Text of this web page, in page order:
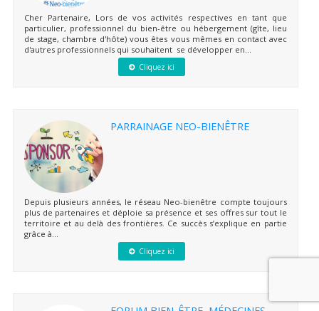
Cher Partenaire, Lors de vos activités respectives en tant que
particulier, professionnel du bien-être ou hébergement (gîte, lieu
de stage, chambre d'hôte) vous êtes vous mêmes en contact avec
d'autres professionnels qui souhaitent se développer en...
Cliquez ici
PARRAINAGE NEO-BIENÊTRE
Depuis plusieurs années, le réseau Neo-bienêtre compte toujours
plus de partenaires et déploie sa présence et ses offres sur tout le
territoire et au delà des frontières. Ce succès s’explique en partie
grâce à...
Cliquez ici